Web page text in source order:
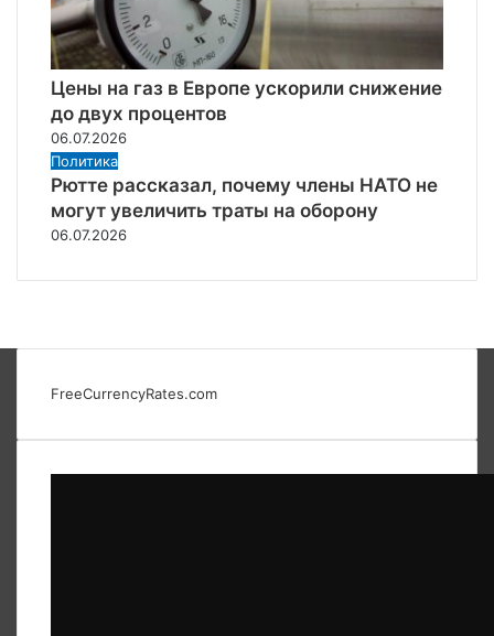
Цены на газ в Европе ускорили снижение
до двух процентов
06.07.2026
Политика
Рютте рассказал, почему члены НАТО не
могут увеличить траты на оборону
06.07.2026
FreeCurrencyRates.com